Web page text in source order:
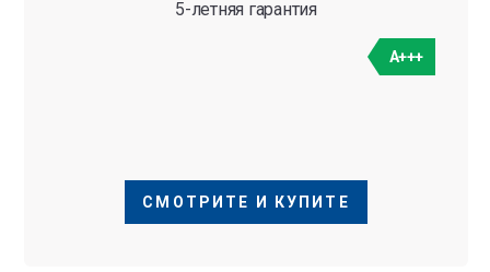
5-летняя гарантия
A+++
СМОТРИТЕ И КУПИТЕ